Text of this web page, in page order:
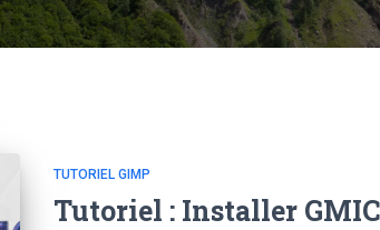
TUTORIEL GIMP
Tutoriel : Installer